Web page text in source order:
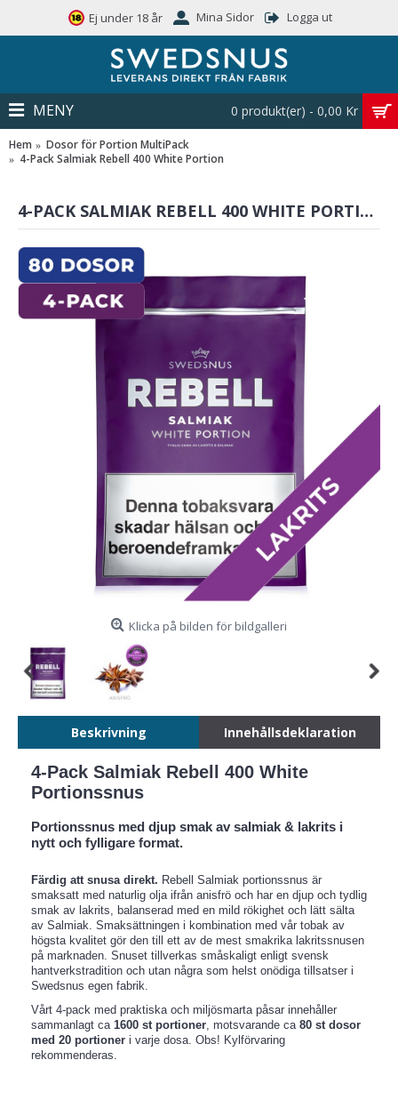
Ej under 18 år Mina Sidor Logga ut
0 produkt(er) - 0,00 Kr
MENY
Hem
Dosor för Portion MultiPack
4-Pack Salmiak Rebell 400 White Portion
4-PACK SALMIAK REBELL 400 WHITE PORTION
Klicka på bilden för bildgalleri
Beskrivning Innehållsdeklaration
4-Pack Salmiak Rebell 400 White
Portionssnus
Portionssnus med djup smak av salmiak & lakrits i
nytt och fylligare format.
Färdig att snusa direkt. Rebell Salmiak portionssnus är
smaksatt med naturlig olja ifrån anisfrö och har en djup och tydlig
smak av lakrits, balanserad med en mild rökighet och lätt sälta
av Salmiak. Smaksättningen i kombination med vår tobak av
högsta kvalitet gör den till ett av de mest smakrika lakritssnusen
på marknaden. Snuset tillverkas småskaligt enligt svensk
hantverkstradition och utan några som helst onödiga tillsatser i
Swedsnus egen fabrik.
Vårt 4-pack med praktiska och miljösmarta påsar innehåller
sammanlagt ca 1600 st portioner , motsvarande ca 80 st dosor
med 20 portioner i varje dosa. Obs! Kylförvaring
rekommenderas.